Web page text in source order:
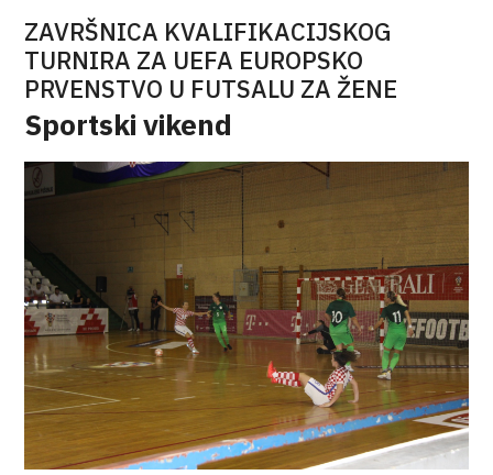
ZAVRŠNICA KVALIFIKACIJSKOG
TURNIRA ZA UEFA EUROPSKO
PRVENSTVO U FUTSALU ZA ŽENE
Sportski vikend